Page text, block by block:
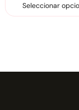
Seleccionar